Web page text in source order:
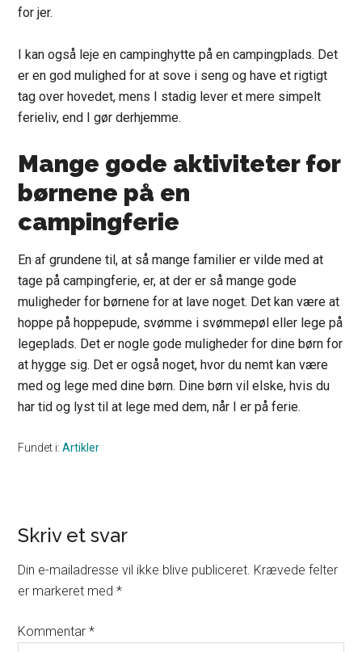
for jer.
I kan også leje en campinghytte på en campingplads. Det
er en god mulighed for at sove i seng og have et rigtigt
tag over hovedet, mens I stadig lever et mere simpelt
ferieliv, end I gør derhjemme.
Mange gode aktiviteter for
børnene på en
campingferie
En af grundene til, at så mange familier er vilde med at
tage på campingferie, er, at der er så mange gode
muligheder for børnene for at lave noget. Det kan være at
hoppe på hoppepude, svømme i svømmepøl eller lege på
legeplads. Det er nogle gode muligheder for dine børn for
at hygge sig. Det er også noget, hvor du nemt kan være
med og lege med dine børn. Dine børn vil elske, hvis du
har tid og lyst til at lege med dem, når I er på ferie.
Fundet i:Artikler
Reader
Interactions
Skriv et svar
Din e-mailadresse vil ikke blive publiceret. Krævede felter
er markeret med*
Kommentar*